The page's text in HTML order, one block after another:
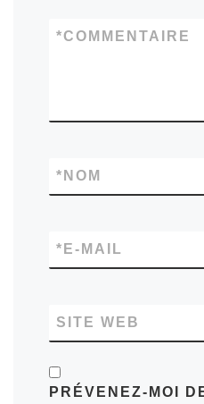
COMMENTAIRE
*
NOM
*
E-MAIL
*
SITE WEB
PRÉVENEZ-MOI